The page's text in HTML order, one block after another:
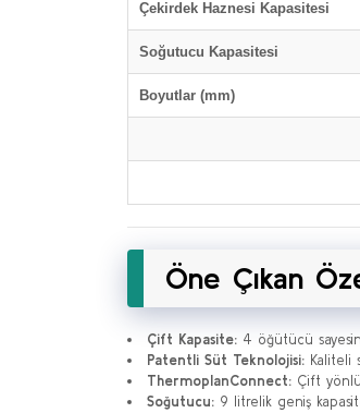
Çekirdek Haznesi Kapasitesi
Soğutucu Kapasitesi
Boyutlar (mm)
Öne Çıkan
Çift Kapasite: 4 öğütücü
Patentli Süt Teknolojisi: Kaliteli
ThermoplanConnect: Çift
Soğutucu: 9 litrelik geniş